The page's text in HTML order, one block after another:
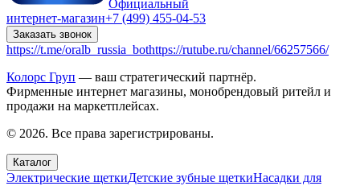
Официальный
интернет-магазин+7 (499) 455-04-53
Заказать звонок
https://t.me/oralb_russia_bothttps://rutube.ru/channel/66257566/
Колорс Груп — ваш стратегический партнёр.
Фирменные интернет магазины, монобрендовый ритейл и
продажи на маркетплейсах.
© 2026. Все права зарегистрированы.
Каталог
Электрические щеткиДетские зубные щеткиНасадки для